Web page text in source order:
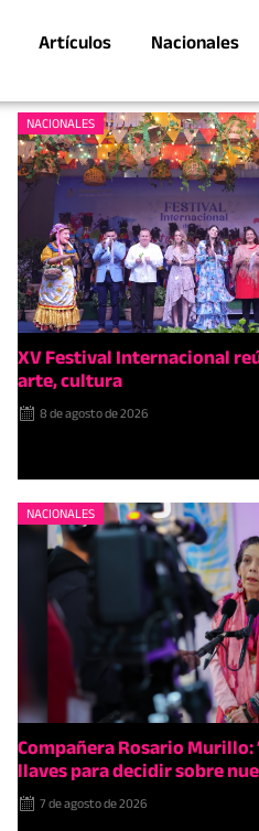
Artículos Nacionales
NACIONALES
XV Festival Internacional
arte, cultura
8 de agosto de 2026
NACIONALES
Compañera Rosario
llaves para decidir sobre
7 de agosto de 2026